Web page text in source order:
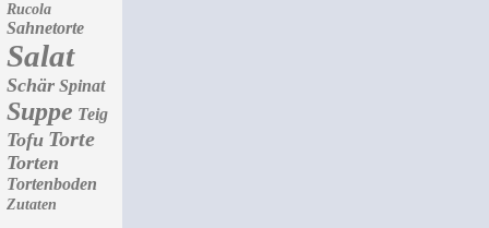
Rucola
Sahnetorte
Salat
Schär Spinat
Suppe Teig
Tofu Torte
Torten
Tortenboden
Zutaten